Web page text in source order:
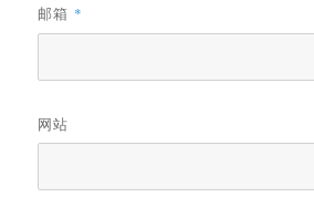
邮箱 *
网站